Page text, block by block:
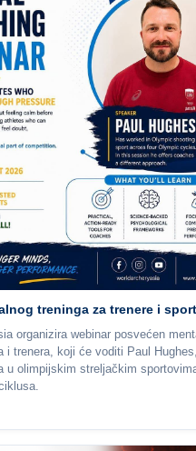
treninga za trenere i
organizira webinar posvećen
i trenera, koji će voditi Paul
u olimpijskim streljačkim